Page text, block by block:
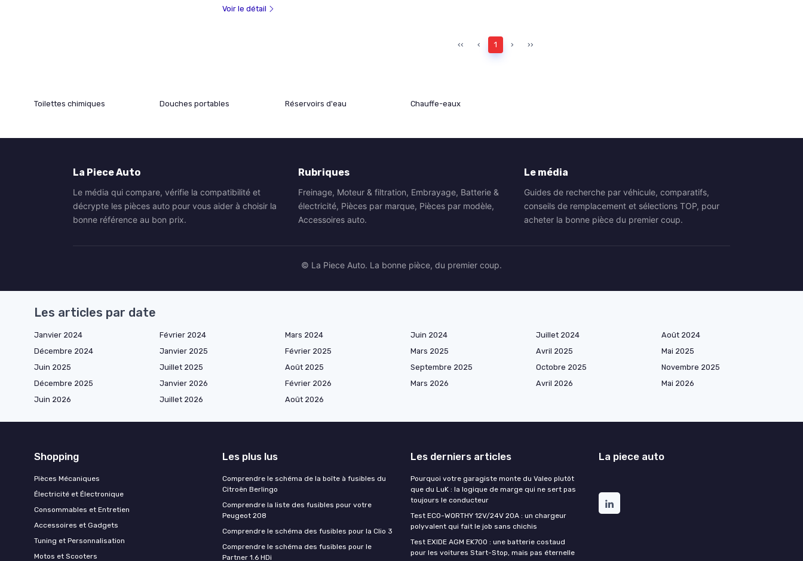
Voir le détail
‹‹ ‹ 1 › ››
Toilettes chimiques Douches portables Réservoirs d'eau Chauffe-eaux
La Piece Auto
Le média qui compare, vérifie la compatibilité et
décrypte les pièces auto pour vous aider à choisir la
bonne référence au bon prix.
Rubriques
Freinage, Moteur & filtration, Embrayage, Batterie &
électricité, Pièces par marque, Pièces par modèle,
Accessoires auto.
Le média
Guides de recherche par véhicule, comparatifs,
conseils de remplacement et sélections TOP, pour
acheter la bonne pièce du premier coup.
© La Piece Auto. La bonne pièce, du premier coup.
Les articles par date
Janvier 2024 Février 2024 Mars 2024 Juin 2024 Juillet 2024
Août 2024
Décembre 2024
Janvier 2025 Février 2025 Mars 2025 Avril 2025
Mai 2025
Juin 2025
Juillet 2025 Août 2025 Septembre 2025 Octobre 2025
Novembre 2025
Décembre 2025
Janvier 2026 Février 2026 Mars 2026 Avril 2026
Mai 2026
Juin 2026
Juillet 2026 Août 2026
Shopping
Pièces Mécaniques
Électricité et Électronique
Consommables et Entretien
Accessoires et Gadgets
Tuning et Personnalisation
Motos et Scooters
Les plus lus
Comprendre le schéma de la boîte à fusibles du
Citroën Berlingo
Comprendre la liste des fusibles pour votre
Peugeot 208
Comprendre le schéma des fusibles pour la Clio 3
Comprendre le schéma des fusibles pour le
Partner 1.6 HDi
Les derniers articles
Pourquoi votre garagiste monte du Valeo plutôt
que du LuK : la logique de marge qui ne sert pas
toujours le conducteur
Test ECO-WORTHY 12V/24V 20A : un chargeur
polyvalent qui fait le job sans chichis
Test EXIDE AGM EK700 : une batterie costaud
pour les voitures Start-Stop, mais pas éternelle
La piece auto